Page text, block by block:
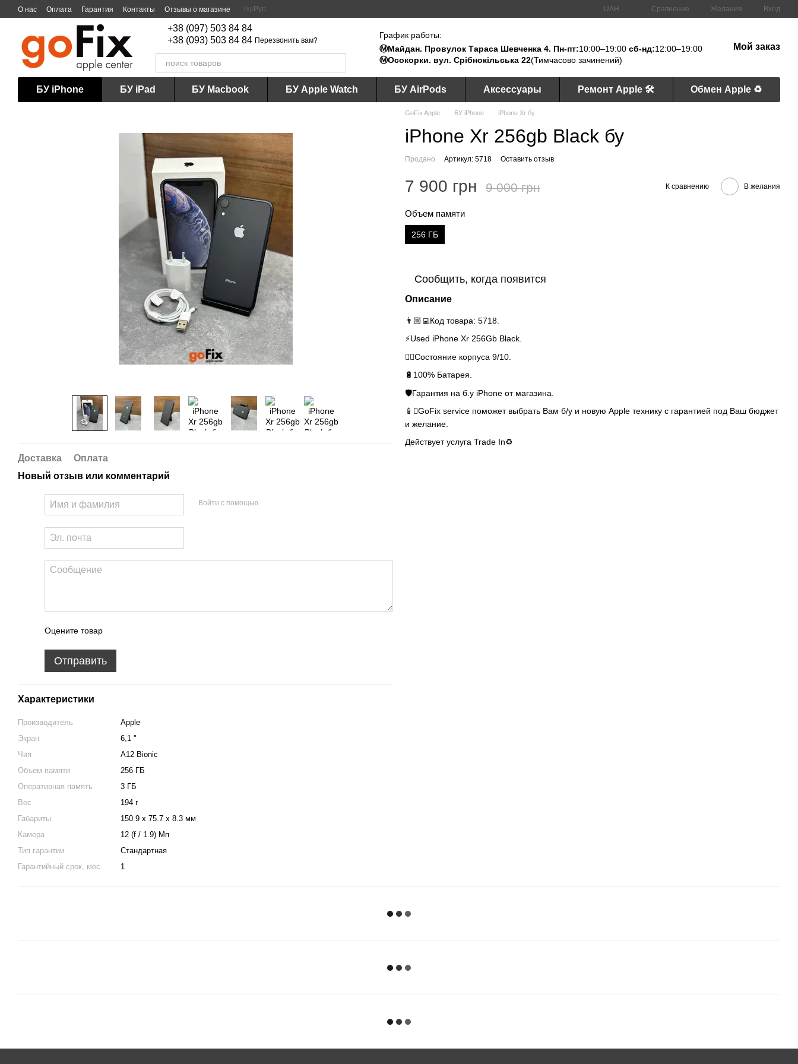
Перейти к основному контенту
О нас Оплата Гарантия Контакты Отзывы о магазине Укр Рус UAH Сравнение Желания Вход
+38 (097) 503 84 84
+38 (093) 503 84 84 Перезвонить вам?
График работы:
Ⓜ️Майдан. Провулок Тараса Шевченка 4. Пн-пт:10:00–19:00сб-нд:12:00–19:00
Ⓜ️Осокорки. вул. Срібнокільська 22(Тимчасово зачинений)
Мой заказ
БУ iPhone БУ iPad БУ Macbook БУ Apple Watch БУ AirPods Аксессуары Ремонт Apple 🛠 Обмен Apple ♻️
Доставка
Оплата
Новый отзыв или комментарий
Войти с помощью
Оцените товар
Отправить
Характеристики
Производитель
Apple
Экран
6,1 "
Чип
A12 Bionic
Объем памяти
256 ГБ
Оперативная память
3 ГБ
Вес
194 г
Габариты
150.9 x 75.7 x 8.3 мм
Камера
12 (f / 1.9) Мп
Тип гарантии
Стандартная
Гарантийный срок, мес.
1
GoFix Apple БУ iPhone iPhone Xr бу
iPhone Xr 256gb Black бу
Продано Артикул: 5718 Оставить отзыв
7 900 грн 9 000 грн К сравнению В желания
Объем памяти
256 ГБ
Сообщить, когда появится
Описание
👨🏼‍💻Код товара: 5718.
⚡️Used iPhone Xr 256Gb Black.
👌🏻Состояние корпуса 9/10.
🔋100% Батарея.
🛡Гарантия на б.у iPhone от магазина.
📱GoFix service поможет выбрать Вам б/у и новую Apple технику с гарантией под Ваш бюджет
и желание.
Действует услуга Trade In♻️